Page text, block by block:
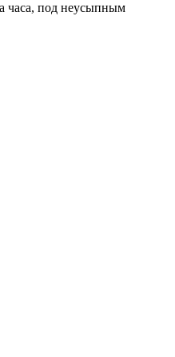
часа, под неусыпным